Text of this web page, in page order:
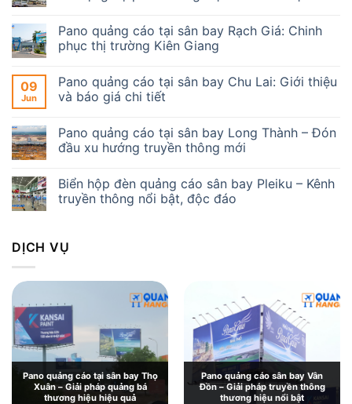
Pano quảng cáo tại sân bay Rạch Giá: Chinh
phục thị trường Kiên Giang
09
Jun
Pano quảng cáo tại sân bay Chu Lai: Giới thiệu
và báo giá chi tiết
Pano quảng cáo tại sân bay Long Thành – Đón
đầu xu hướng truyền thông mới
Biển hộp đèn quảng cáo sân bay Pleiku – Kênh
truyền thông nổi bật, độc đáo
DỊCH VỤ
Pano quảng cáo tại sân bay Thọ
Xuân – Giải pháp quảng bá
thương hiệu hiệu quả
Pano quảng cáo sân bay Vân
Đồn – Giải pháp truyền thông
thương hiệu nổi bật